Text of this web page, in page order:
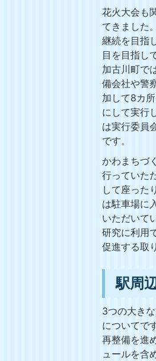
花火大会も
てきました
継続を目指
目を目指し
加古川町で
備会社や警
加して8カ
にして実行
は実行委員
です。
かわまちづ
行っていた
して座った
は駐車場に
いただいて
研究に利用
促進する取
駅周
3つの大き
についてで
再整備を進
ュールを含